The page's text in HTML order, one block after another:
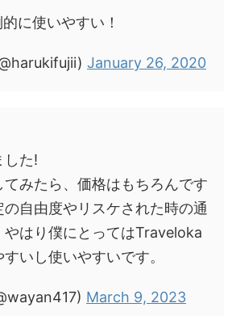
に使いやすい！
January 26, 2020
した!
てみたら、価格はもちろんです
自由度やリスケされた時の通
やはり僕にとってはTraveloka
いし使いやすいです。
March 9, 2023